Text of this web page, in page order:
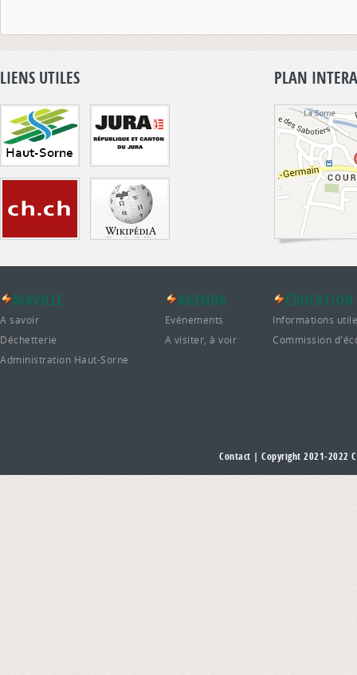
LIENS UTILES PLAN
MAVILLE
A savoir
Déchetterie
Administration Haut-Sorne
AGENDA
Evénements
A visiter, à voir
ÉDUCATION
Informations
Commission
Contact | Copyright 2021-2022